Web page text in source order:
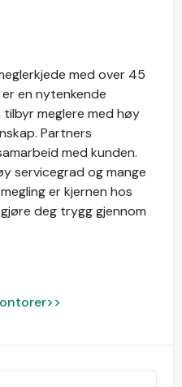
med over 45
en nytenkende
meglere med høy
Partners
med kunden.
servicegrad og mange
er kjernen hos
deg trygg gjennom